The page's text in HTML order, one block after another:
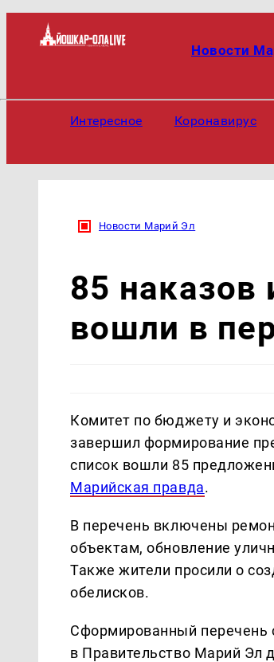
Новости
Интересное Коронавирус
Новости Марий Эл
85 наказов
вошли в
Комитет по бюджету и
завершил формирование
список вошли 85
Марийская правда.
В перечень включены
объектам, обновление
Также жители просили о
обелисков.
Сформированный перечень
в Правительство Марий Эл